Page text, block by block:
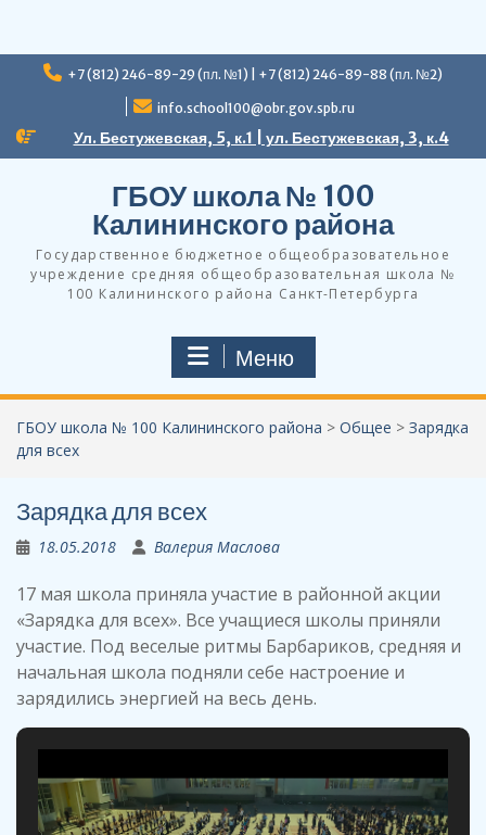
Перейти
+7 (812) 246-89-29 (пл. №1) | +7 (812) 246-89-88 (пл. №2)
info.school100@obr.gov.spb.ru
Ул. Бестужевская, 5, к.1 | ул. Бестужевская, 3, к.4
ГБОУ школа № 100
Калининского района
Государственное бюджетное общеобразовательное
учреждение средняя общеобразовательная школа №
100 Калининского района Санкт-Петербурга
Меню
ГБОУ школа № 100 Калининского района > Общее > Зарядка
для всех
Зарядка для всех
18.05.2018 Валерия Маслова
17 мая школа приняла участие в районной акции
«Зарядка для всех». Все учащиеся школы приняли
участие. Под веселые ритмы Барбариков, средняя и
начальная школа подняли себе настроение и
зарядились энергией на весь день.